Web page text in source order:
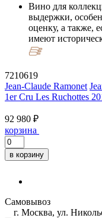
Вино для
выдержки,
оценку, а также,
имеют
7210619
Jean-Claude Ramonet
1er Cru Les Ruchottes
92 980 ₽
корзина
в корзину
Самовывоз
г. Москва, ул.